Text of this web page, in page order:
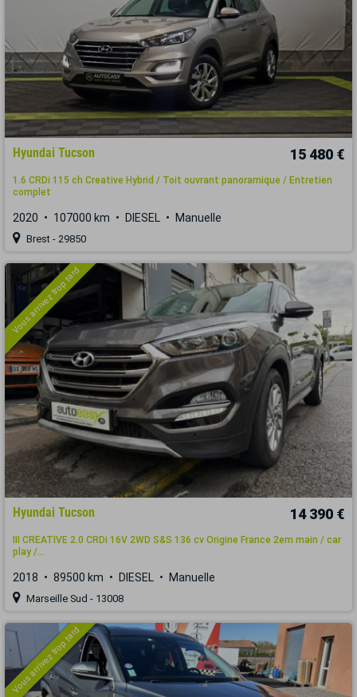
Hyundai Tucson 15 480 €
1.6 CRDi 115 ch Creative Hybrid / Toit ouvrant panoramique / Entretien
complet
2020 107000 km DIESEL Manuelle
Brest - 29850
Vous arrivez trop tard
Hyundai Tucson 14 390 €
III CREATIVE 2.0 CRDi 16V 2WD S&S 136 cv Origine France 2em main / car
play /...
2018 89500 km DIESEL Manuelle
Marseille Sud - 13008
Vous arrivez trop tard